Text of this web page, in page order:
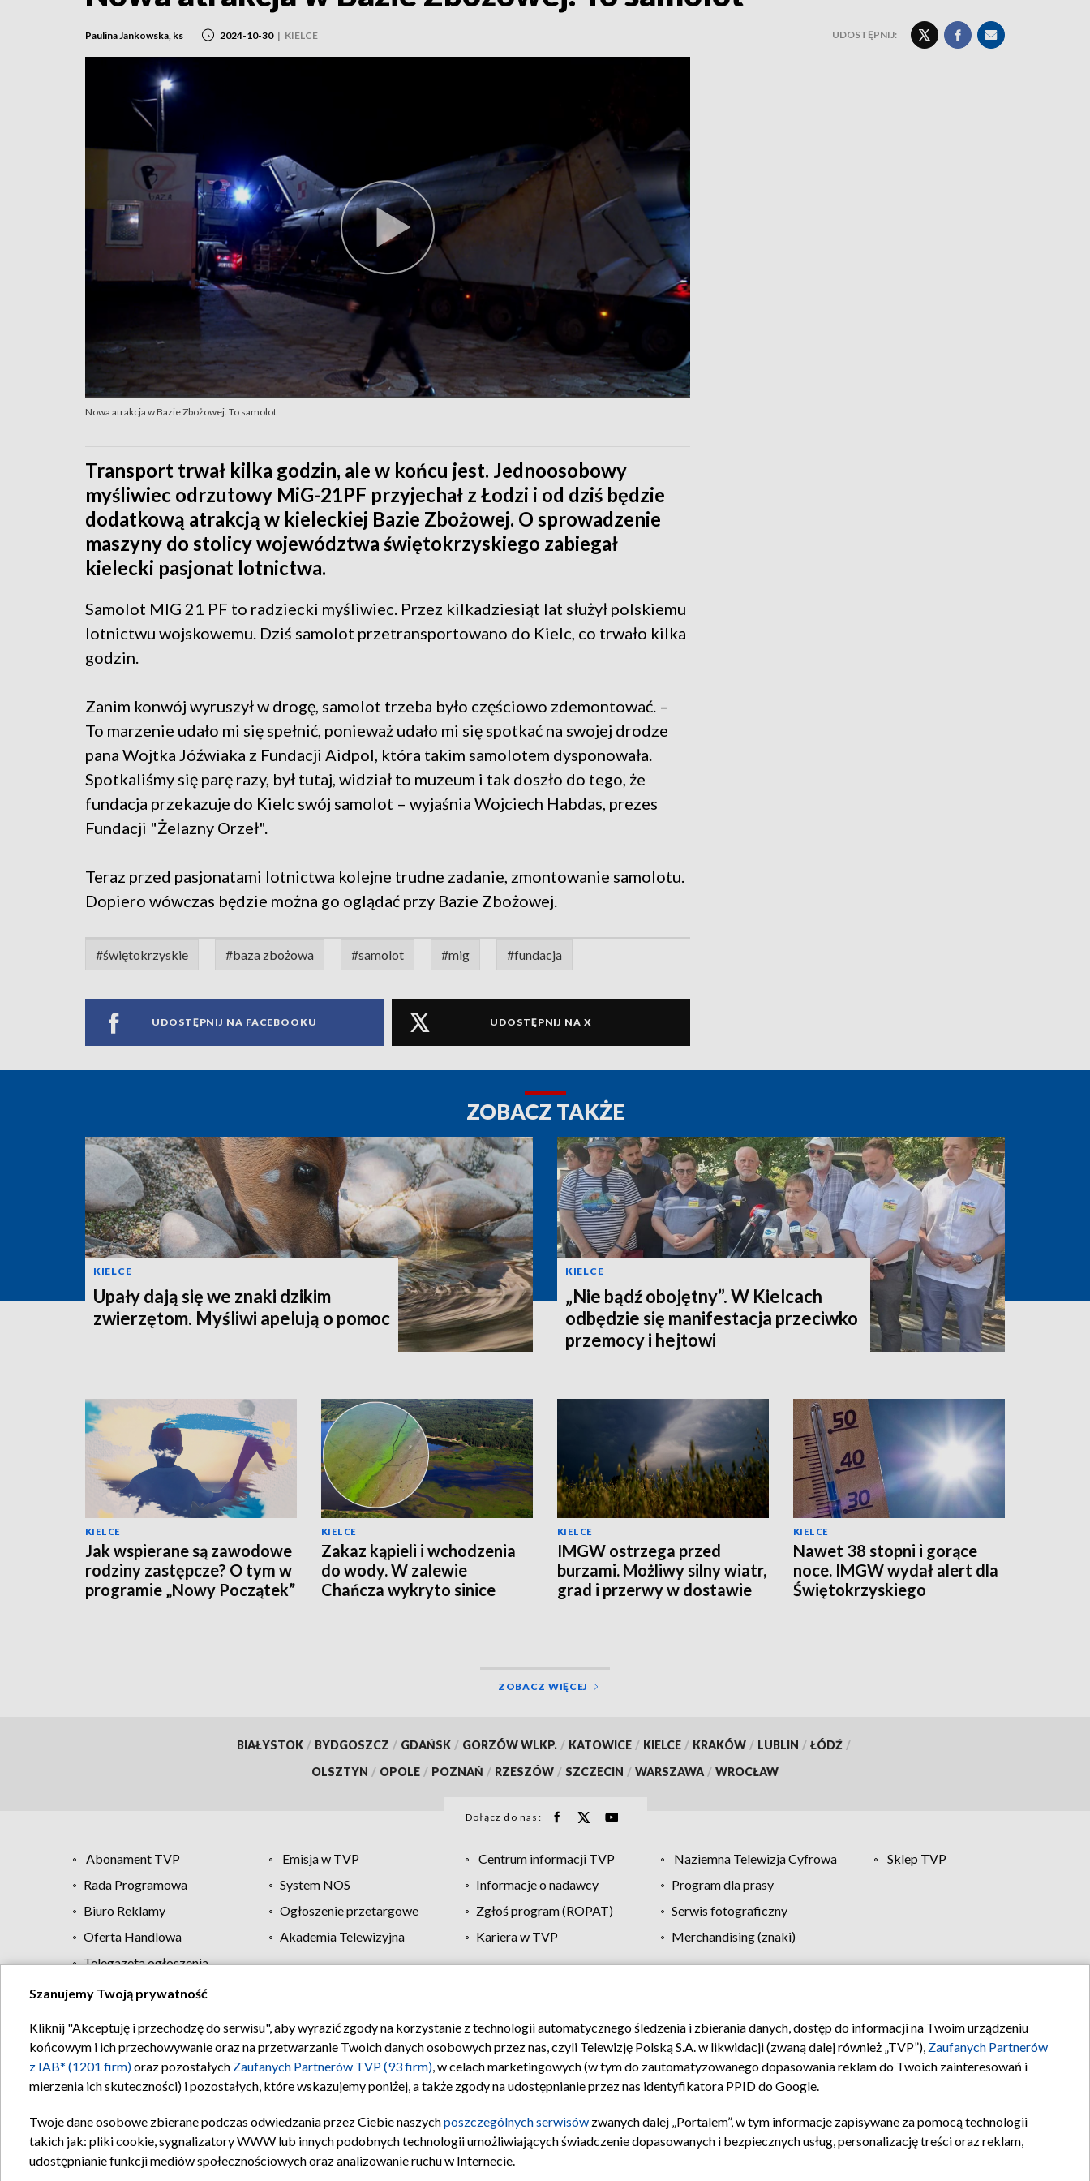
Paulina Jankowska, ks 2024-10-30 | KIELCE UDOSTĘPNIJ:
Nowa atrakcja w Bazie Zbożowej. To samolot
Transport trwał kilka godzin, ale w końcu jest. Jednoosobowy
myśliwiec odrzutowy MiG-21PF przyjechał z Łodzi i od dziś będzie
dodatkową atrakcją w kieleckiej Bazie Zbożowej. O sprowadzenie
maszyny do stolicy województwa świętokrzyskiego zabiegał
kielecki pasjonat lotnictwa.
Samolot MIG 21 PF to radziecki myśliwiec. Przez kilkadziesiąt lat służył polskiemu
lotnictwu wojskowemu. Dziś samolot przetransportowano do Kielc, co trwało kilka
godzin.
Zanim konwój wyruszył w drogę, samolot trzeba było częściowo zdemontować. –
To marzenie udało mi się spełnić, ponieważ udało mi się spotkać na swojej drodze
pana Wojtka Jóźwiaka z Fundacji Aidpol, która takim samolotem dysponowała.
Spotkaliśmy się parę razy, był tutaj, widział to muzeum i tak doszło do tego, że
fundacja przekazuje do Kielc swój samolot – wyjaśnia Wojciech Habdas, prezes
Fundacji "Żelazny Orzeł".
Teraz przed pasjonatami lotnictwa kolejne trudne zadanie, zmontowanie samolotu.
Dopiero wówczas będzie można go oglądać przy Bazie Zbożowej.
#świętokrzyskie #baza zbożowa #samolot #mig #fundacja
UDOSTĘPNIJ NA FACEBOOKU UDOSTĘPNIJ NA X
ZOBACZ TAKŻE
KIELCE
Upały dają się we znaki dzikim
zwierzętom. Myśliwi apelują o pomoc
KIELCE
„Nie bądź obojętny”. W Kielcach
odbędzie się manifestacja przeciwko
przemocy i hejtowi
KIELCE
Jak wspierane są zawodowe
rodziny zastępcze? O tym w
programie „Nowy Początek”
KIELCE
Zakaz kąpieli i wchodzenia
do wody. W zalewie
Chańcza wykryto sinice
KIELCE
IMGW ostrzega przed
burzami. Możliwy silny wiatr,
grad i przerwy w dostawie
KIELCE
Nawet 38 stopni i gorące
noce. IMGW wydał alert dla
Świętokrzyskiego
ZOBACZ WIĘCEJ
BIAŁYSTOK / BYDGOSZCZ / GDAŃSK / GORZÓW WLKP. / KATOWICE / KIELCE / KRAKÓW / LUBLIN / ŁÓDŹ /
OLSZTYN / OPOLE / POZNAŃ / RZESZÓW / SZCZECIN / WARSZAWA / WROCŁAW
Dołącz do nas:
Abonament TVP Emisja w TVP Centrum informacji TVP Naziemna Telewizja Cyfrowa
Sklep TVP
Rada Programowa
System NOS Informacje o nadawcy
Program dla prasy
Biuro Reklamy
Ogłoszenie przetargowe Zgłoś program (ROPAT)
Serwis fotograficzny
Oferta Handlowa
Akademia Telewizyjna Kariera w TVP
Merchandising (znaki)
Telegazeta ogłoszenia
Regulamin TVP Polityka prywatności Moje zgody Pomoc Biuro reklamy Kontakt
Szanujemy Twoją prywatność
Kliknij "Akceptuję i przechodzę do serwisu", aby wyrazić zgody na korzystanie z technologii automatycznego śledzenia i zbierania danych, dostęp do informacji na Twoim urządzeniu
końcowym i ich przechowywanie oraz na przetwarzanie Twoich danych osobowych przez nas, czyli Telewizję Polską S.A. w likwidacji (zwaną dalej również „TVP”), Zaufanych Partnerów
z IAB* (1201 firm)oraz pozostałych Zaufanych Partnerów TVP (93 firm), w celach marketingowych (w tym do zautomatyzowanego dopasowania reklam do Twoich zainteresowań i
mierzenia ich skuteczności) i pozostałych, które wskazujemy poniżej, a także zgody na udostępnianie przez nas identyfikatora PPID do Google.
Twoje dane osobowe zbierane podczas odwiedzania przez Ciebie naszychposzczególnych serwisów zwanych dalej „Portalem”, w tym informacje zapisywane za pomocą technologii
takich jak: pliki cookie, sygnalizatory WWW lub innych podobnych technologii umożliwiających świadczenie dopasowanych i bezpiecznych usług, personalizację treści oraz reklam,
udostępnianie funkcji mediów społecznościowych oraz analizowanie ruchu w Internecie.